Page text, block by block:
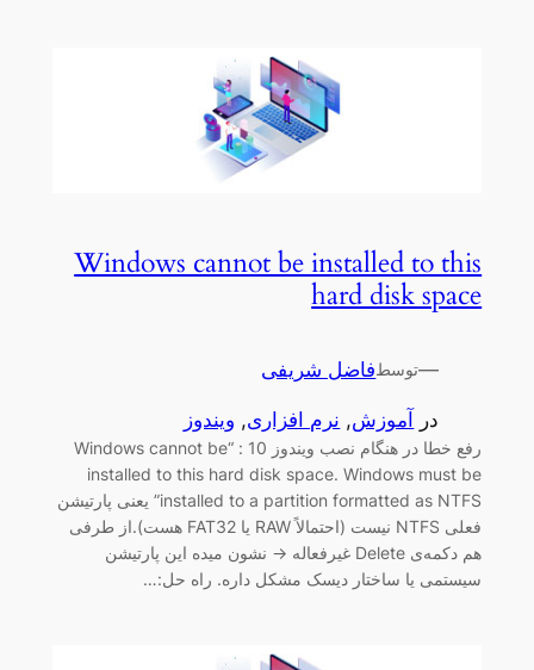
Windows cannot be installed to this
hard disk space
—توسطفاضل شریفی
در آموزش, نرم افزاری, ویندوز
رفع خطا در هنگام نصب ویندوز 10 : “Windows cannot be
installed to this hard disk space. Windows must be
installed to a partition formatted as NTFS” یعنی پارتیشن
فعلی NTFS نیست (احتمالاً RAW یا FAT32 هست).از طرفی
هم دکمه‌ی Delete غیرفعاله → نشون میده این پارتیشن
سیستمی یا ساختار دیسک مشکل داره. راه حل:…